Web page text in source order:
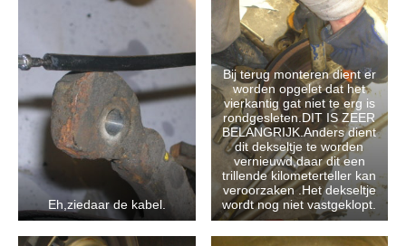
Eh,ziedaar de kabel.
Bij terug monteren dient er
worden opgelet dat het
vierkantig gat niet te erg is
rondgesleten.DIT IS ZEER
BELANGRIJK.Anders dient
dit dekseltje te worden
vernieuwd,daar dit een
trillende kilometerteller kan
veroorzaken .Het dekseltje
wordt nog niet vastgeklopt.